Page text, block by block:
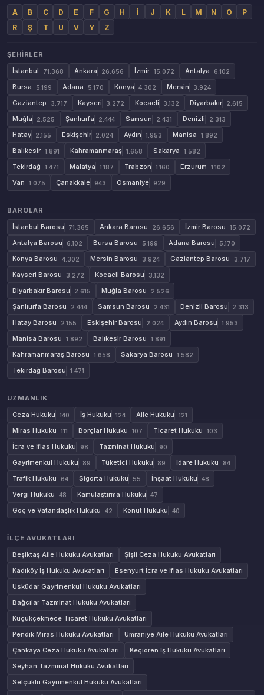
A B C D E F G H İ J K L M N O
P
R
Ş T U V Y Z
ŞEHIRLER
İstanbul
71.368 Ankara 26.656 İzmir 15.072 Antalya 6.102
Bursa 5.199 Adana 5.170 Konya 4.302 Mersin 3.924
Gaziantep 3.717 Kayseri 3.272 Kocaeli 3.132 Diyarbakır 2.615
Muğla 2.525 Şanlıurfa 2.444 Samsun 2.431 Denizli 2.313
Hatay 2.155 Eskişehir 2.024 Aydın 1.953 Manisa 1.892
Balıkesir 1.891 Kahramanmaraş 1.658 Sakarya 1.582
Tekirdağ 1.471 Malatya 1.187 Trabzon 1.160 Erzurum 1.102
Van 1.075 Çanakkale 943 Osmaniye 929
BAROLAR
İstanbul Barosu
71.365 Ankara Barosu 26.656 İzmir Barosu 15.072
Antalya Barosu 6.102 Bursa Barosu 5.199 Adana Barosu 5.170
Konya Barosu 4.302 Mersin Barosu 3.924 Gaziantep Barosu 3.717
Kayseri Barosu 3.272 Kocaeli Barosu 3.132
Diyarbakır Barosu 2.615 Muğla Barosu 2.526
Şanlıurfa Barosu 2.444 Samsun Barosu 2.431 Denizli Barosu 2.313
Hatay Barosu 2.155 Eskişehir Barosu 2.024 Aydın Barosu 1.953
Manisa Barosu 1.892 Balıkesir Barosu 1.891
Kahramanmaraş Barosu 1.658 Sakarya Barosu 1.582
Tekirdağ Barosu 1.471
UZMANLIK
Ceza Hukuku
140 İş Hukuku 124 Aile Hukuku 121
Miras Hukuku 111 Borçlar Hukuku 107 Ticaret Hukuku 103
İcra ve İflas Hukuku 98 Tazminat Hukuku 90
Gayrimenkul Hukuku 89 Tüketici Hukuku 89 İdare Hukuku 84
Trafik Hukuku 64 Sigorta Hukuku 55 İnşaat Hukuku 48
Vergi Hukuku 48 Kamulaştırma Hukuku 47
Göç ve Vatandaşlık Hukuku 42 Konut Hukuku 40
İLÇE AVUKATLARI
Beşiktaş Aile Hukuku Avukatları
Şişli Ceza Hukuku Avukatları
Kadıköy İş Hukuku Avukatları
Esenyurt İcra ve İflas Hukuku Avukatları
Üsküdar Gayrimenkul Hukuku Avukatları
Bağcılar Tazminat Hukuku Avukatları
Küçükçekmece Ticaret Hukuku Avukatları
Pendik Miras Hukuku Avukatları
Ümraniye Aile Hukuku Avukatları
Çankaya Ceza Hukuku Avukatları
Keçiören İş Hukuku Avukatları
Seyhan Tazminat Hukuku Avukatları
Selçuklu Gayrimenkul Hukuku Avukatları